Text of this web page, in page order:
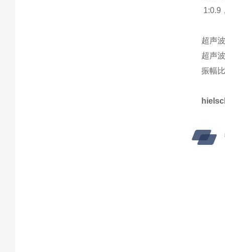
1:0.9
超声
超声
振幅